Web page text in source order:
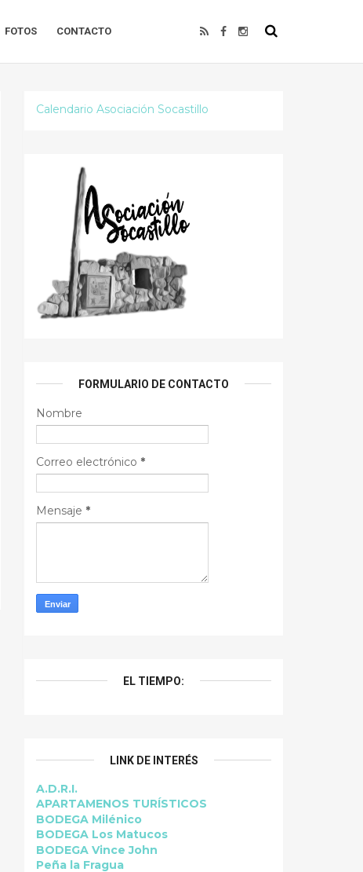
FOTOS CONTACTO
Calendario Asociación Socastillo
FORMULARIO DE CONTACTO
Nombre
Correo electrónico *
Mensaje *
EL TIEMPO:
LINK DE INTERÉS
A.D.R.I.
APARTAMENOS TURÍSTICOS
BODEGA Milénico
BODEGA Los Matucos
BODEGA Vince John
Peña la Fragua